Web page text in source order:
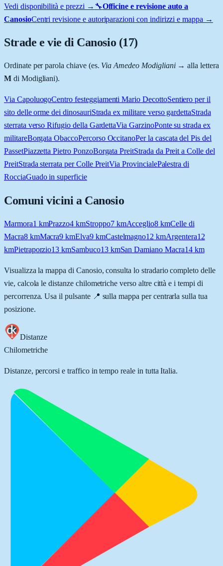
Vedi disponibilità e prezzi → 🔧Officine e revisione auto a
CanosioCentri revisione e autoriparazioni con indirizzi e mappa →
Strade e vie di Canosio (17)
Ordinate per parola chiave (es. Via Amedeo Modigliani→ alla lettera
Mdi Modigliani).
Via CapoluogoCentro festeggiamenti Mario DecottoSentiero per il
sito delle orme dei dinosauriStrada ex militare verso gardettaStrada
sterrata verso Rifugio della GardettaVia GarzinoPonte su strada ex
militareBorgata ObaccoPercorso OccitanoPer la cascata del Pis del
PassetPiazzetta Pietro PonzoBorgata PreitStrada da Preit a Colle del
PreitStrada sterrata per Colle PreitVia ProvincialePalestra di
RocciaGuado in superficie
Comuni vicini a Canosio
Marmora1 kmPrazzo4 kmStroppo7kmAcceglio8 kmCelle di
Macra8kmMacra9 kmElva9kmCastelmagno12 kmArgentera12
kmPietraporzio13 kmSambuco13kmSan Damiano Macra14km
Visualizza la mappa di Canosio, consulta lo stradario completo delle
vie, calcola le distanze chilometriche verso altre città e i tempi di
percorrenza. Usa il pulsante 📍 sulla mappa per centrarla sulla tua
posizione.
Distanze
Chilometriche
Distanze, percorsi e traffico in tempo reale in tutta Italia.